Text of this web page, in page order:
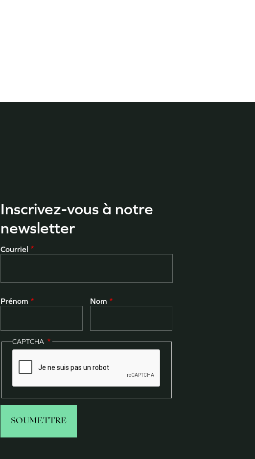
Inscrivez-vous à notre
newsletter
Courriel
Prénom Nom
CAPTCHA